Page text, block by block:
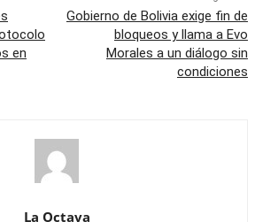
en
Gobierno de Bolivia exige fin de
bloqueos y llama a Evo
Morales a un diálogo sin
condiciones
La Octava